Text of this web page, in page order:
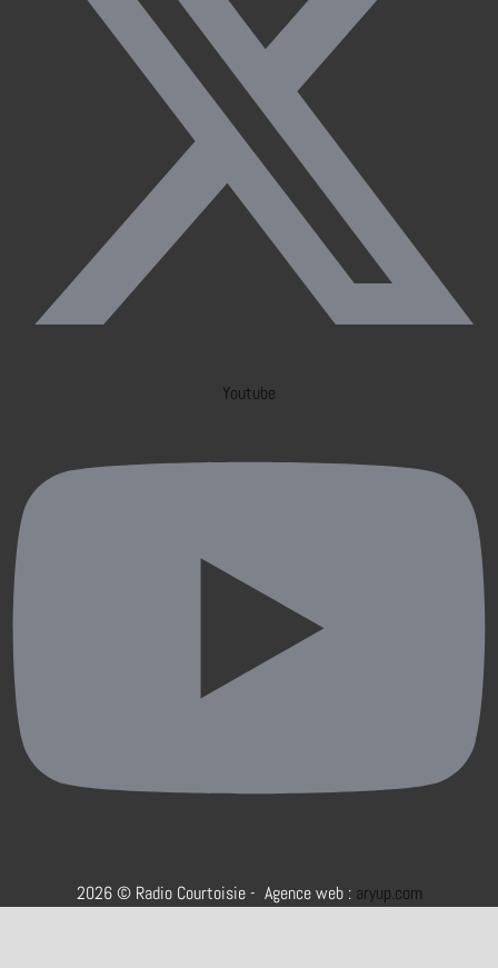
Youtube
2026 © Radio Courtoisie - Agence web : aryup.com